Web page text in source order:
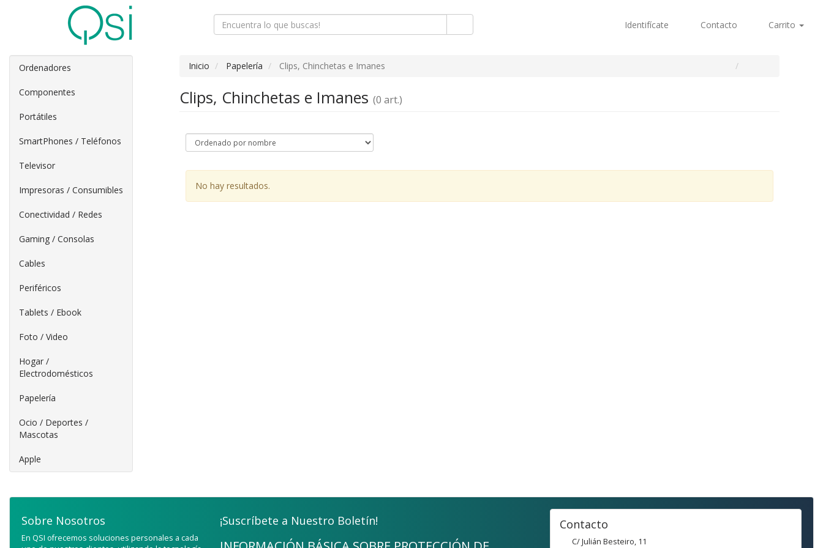
Identifícate Contacto Carrito
Ordenadores
Componentes
Portátiles
SmartPhones / Teléfonos
Televisor
Impresoras / Consumibles
Conectividad / Redes
Gaming / Consolas
Cables
Periféricos
Tablets / Ebook
Foto / Video
Hogar /
Electrodomésticos
Papelería
Ocio / Deportes /
Mascotas
Apple
Inicio Papelería Clips, Chinchetas e Imanes
Clips, Chinchetas e Imanes (0 art.)
No hay resultados.
Sobre Nosotros
En QSI ofrecemos soluciones personales a cada
¡Suscríbete a Nuestro Boletín! Contacto
C/ Julián Besteiro, 11